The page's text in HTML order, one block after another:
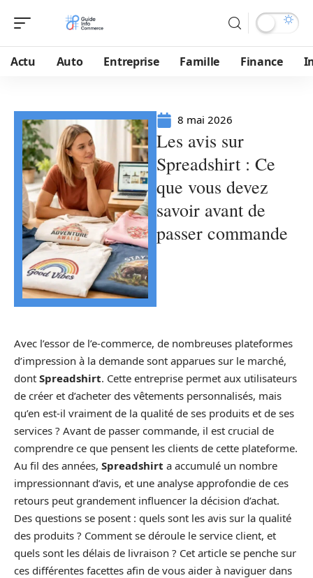
Actu Auto Entreprise Famille Finance
8 mai 2026
Les avis sur
Spreadshirt : Ce
que vous devez
savoir avant de
passer commande
Avec l’essor de l’e-commerce, de nombreuses plateformes
d’impression à la demande sont apparues sur le marché,
dont Spreadshirt. Cette entreprise permet aux utilisateurs
de créer et d’acheter des vêtements personnalisés, mais
qu’en est-il vraiment de la qualité de ses produits et de ses
services ? Avant de passer commande, il est crucial de
comprendre ce que pensent les clients de cette plateforme.
Au fil des années, Spreadshirt a accumulé un nombre
impressionnant d’avis, et une analyse approfondie de ces
retours peut grandement influencer la décision d’achat.
Des questions se posent : quels sont les avis sur la qualité
des produits ? Comment se déroule le service client, et
quels sont les délais de livraison ? Cet article se penche sur
ces différentes facettes afin de vous aider à naviguer dans